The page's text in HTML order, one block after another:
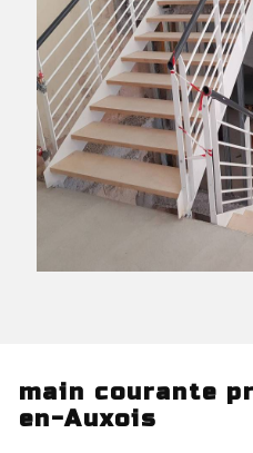
main courante
en-Auxois